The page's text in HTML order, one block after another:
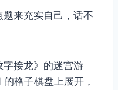
来充实自己，话不
接龙》的迷宫游
格子棋盘上展开，